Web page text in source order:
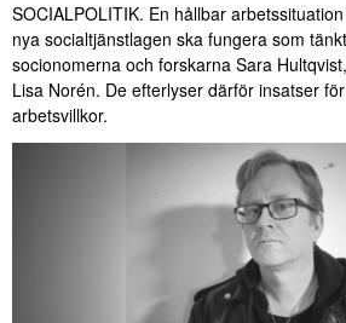
SOCIALPOLITIK. En hållbar
nya socialtjänstlagen ska fungera som
socionomerna och forskarna Sara
Lisa Norén. De efterlyser därför insatser
arbetsvillkor.